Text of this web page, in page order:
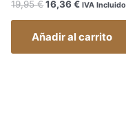
19,95€ 16,36€ IVA Incluido
Añadir al carrito